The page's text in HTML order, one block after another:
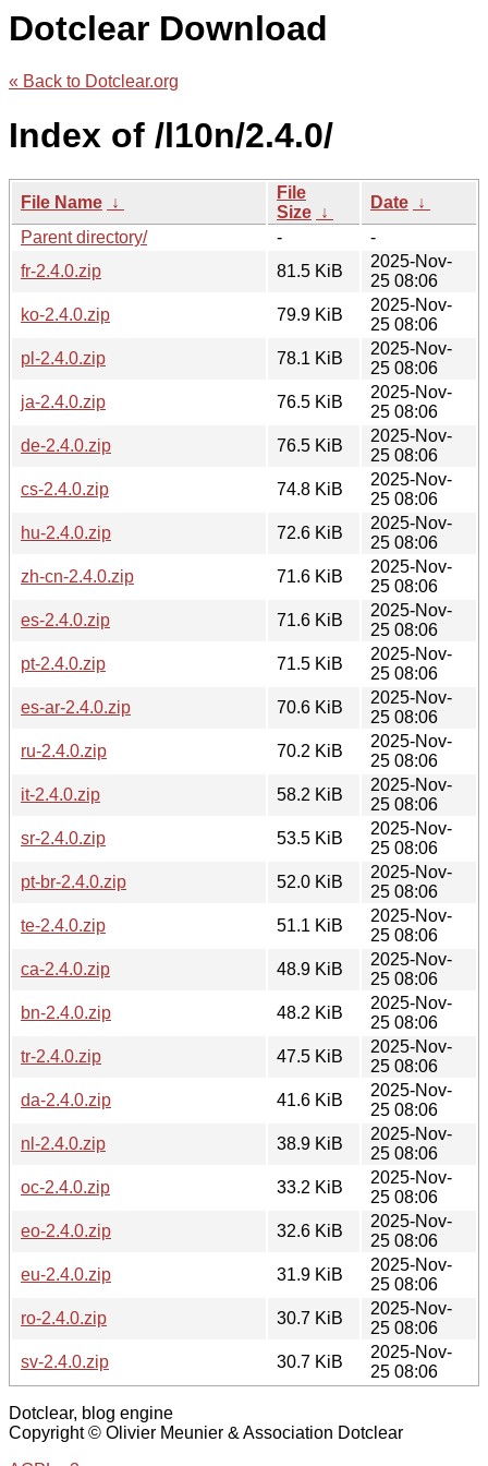
Dotclear Download
« Back to Dotclear.org
Index of /l10n/2.4.0/
File Name ↓
File
Size ↓
Date ↓
Parent directory/
-
-
fr-2.4.0.zip
81.5 KiB
2025-Nov-
25 08:06
ko-2.4.0.zip
79.9 KiB
2025-Nov-
25 08:06
pl-2.4.0.zip
78.1 KiB
2025-Nov-
25 08:06
ja-2.4.0.zip
76.5 KiB
2025-Nov-
25 08:06
de-2.4.0.zip
76.5 KiB
2025-Nov-
25 08:06
cs-2.4.0.zip
74.8 KiB
2025-Nov-
25 08:06
hu-2.4.0.zip
72.6 KiB
2025-Nov-
25 08:06
zh-cn-2.4.0.zip
71.6 KiB
2025-Nov-
25 08:06
es-2.4.0.zip
71.6 KiB
2025-Nov-
25 08:06
pt-2.4.0.zip
71.5 KiB
2025-Nov-
25 08:06
es-ar-2.4.0.zip
70.6 KiB
2025-Nov-
25 08:06
ru-2.4.0.zip
70.2 KiB
2025-Nov-
25 08:06
it-2.4.0.zip
58.2 KiB
2025-Nov-
25 08:06
sr-2.4.0.zip
53.5 KiB
2025-Nov-
25 08:06
pt-br-2.4.0.zip
52.0 KiB
2025-Nov-
25 08:06
te-2.4.0.zip
51.1 KiB
2025-Nov-
25 08:06
ca-2.4.0.zip
48.9 KiB
2025-Nov-
25 08:06
bn-2.4.0.zip
48.2 KiB
2025-Nov-
25 08:06
tr-2.4.0.zip
47.5 KiB
2025-Nov-
25 08:06
da-2.4.0.zip
41.6 KiB
2025-Nov-
25 08:06
nl-2.4.0.zip
38.9 KiB
2025-Nov-
25 08:06
oc-2.4.0.zip
33.2 KiB
2025-Nov-
25 08:06
eo-2.4.0.zip
32.6 KiB
2025-Nov-
25 08:06
eu-2.4.0.zip
31.9 KiB
2025-Nov-
25 08:06
ro-2.4.0.zip
30.7 KiB
2025-Nov-
25 08:06
sv-2.4.0.zip
30.7 KiB
2025-Nov-
25 08:06
Dotclear, blog engine
Copyright © Olivier Meunier & Association Dotclear